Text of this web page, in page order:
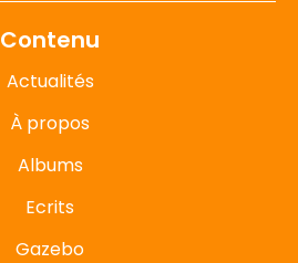
Contenu
Actualités
À propos
Albums
Ecrits
Gazebo